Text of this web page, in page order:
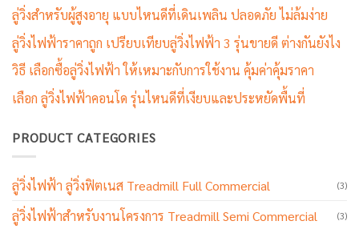
ลู่วิ่งสำหรับผู้สูงอายุ แบบไหนดีที่เดินเพลิน ปลอดภัย ไม่ล้มง่าย
ลู่วิ่งไฟฟ้าราคาถูก เปรียบเทียบลู่วิ่งไฟฟ้า 3 รุ่นขายดี ต่างกันยังไง
วิธี เลือกซื้อลู่วิ่งไฟฟ้า ให้เหมาะกับการใช้งาน คุ้มค่าคุ้มราคา
เลือก ลู่วิ่งไฟฟ้าคอนโด รุ่นไหนดีที่เงียบและประหยัดพื้นที่
PRODUCT CATEGORIES
ลู่วิ่งไฟฟ้า ลู่วิ่งฟิตเนส Treadmill Full Commercial (3)
ลู่วิ่งไฟฟ้าสำหรับงานโครงการ Treadmill Semi Commercial (3)